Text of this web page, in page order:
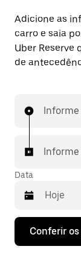
Adicione as
carro e saia
Uber Reserve
de
Informe
Data
Pressione
seta
Conferir